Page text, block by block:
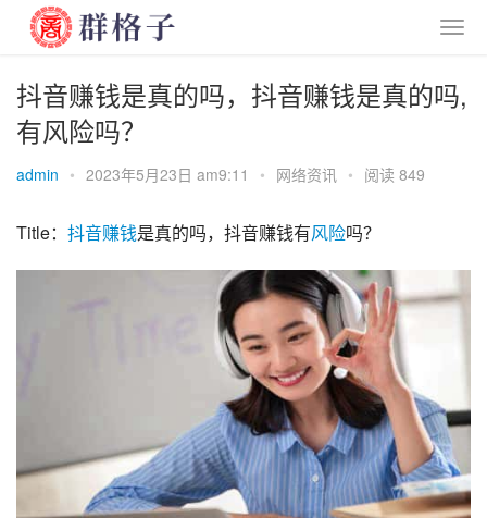
抖音赚钱是真的吗，抖音赚钱是真的吗,
有风险吗？
admin • 2023年5月23日 am9:11 • 网络资讯 • 阅读 849
Title： 抖音赚钱是真的吗，抖音赚钱有风险吗？